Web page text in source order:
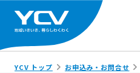
YCV トップ お申込み・お問合せ